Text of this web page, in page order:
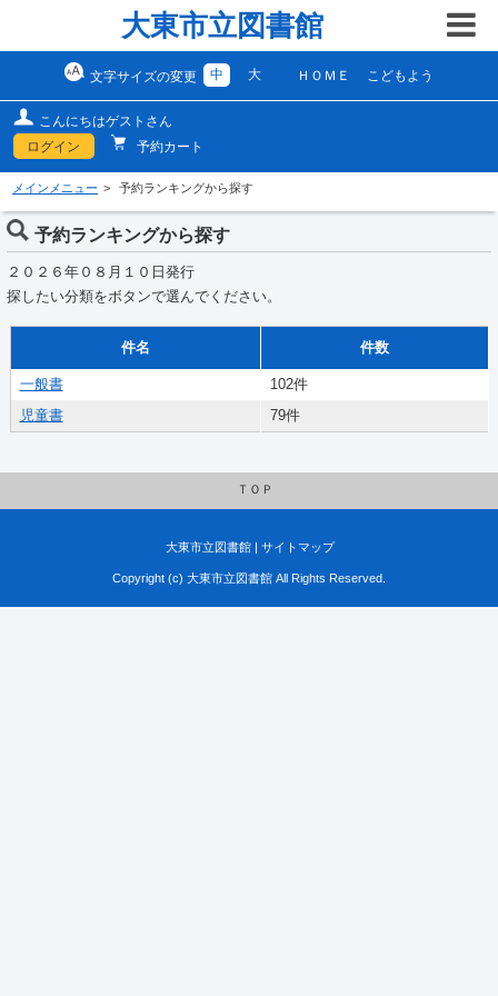
大東市立図書館
文字サイズの変更 中 大 ＨＯＭＥ こどもよう
こんにちはゲストさん
ログイン
予約カート
メインメニュー 予約ランキングから探す
予約ランキングから探す
２０２６年０８月１０日発行
探したい分類をボタンで選んでください。
件名 件数
一般書
102件
児童書
79件
ＴＯＰ
大東市立図書館| サイトマップ
Copyright (c) 大東市立図書館 All Rights Reserved.